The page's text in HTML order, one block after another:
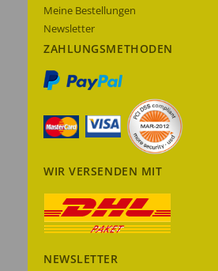
Meine Bestellungen
Newsletter
ZAHLUNGSMETHODEN
WIR VERSENDEN MIT
NEWSLETTER